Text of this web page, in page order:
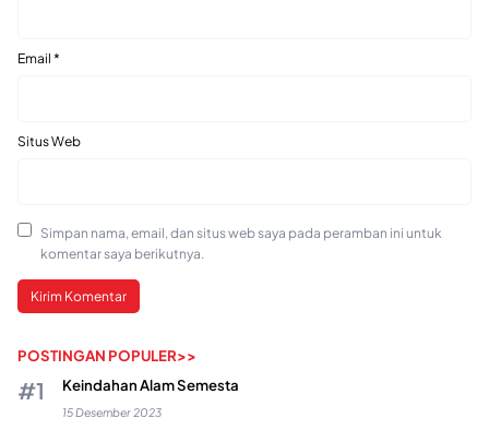
Email *
Situs Web
Simpan nama, email, dan situs web saya pada peramban ini untuk
komentar saya berikutnya.
POSTINGAN POPULER>>
Keindahan Alam Semesta
15 Desember 2023